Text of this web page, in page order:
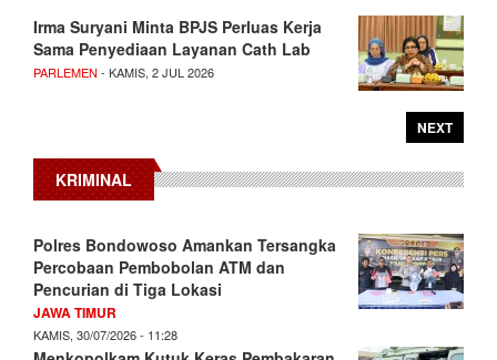
Irma Suryani Minta BPJS Perluas Kerja
Sama Penyediaan Layanan Cath Lab
PARLEMEN - KAMIS, 2 JUL 2026
NEXT
KRIMINAL
Polres Bondowoso Amankan Tersangka
Percobaan Pembobolan ATM dan
Pencurian di Tiga Lokasi
JAWA TIMUR
KAMIS, 30/07/2026 - 11:28